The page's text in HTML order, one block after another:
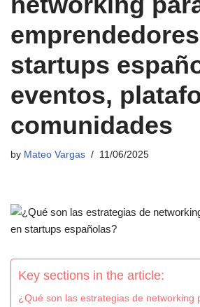
startups
eventos,
comunidades
by Mateo Vargas 11/06/2025
Key sections in the article:
¿Qué son las estrategias de networking